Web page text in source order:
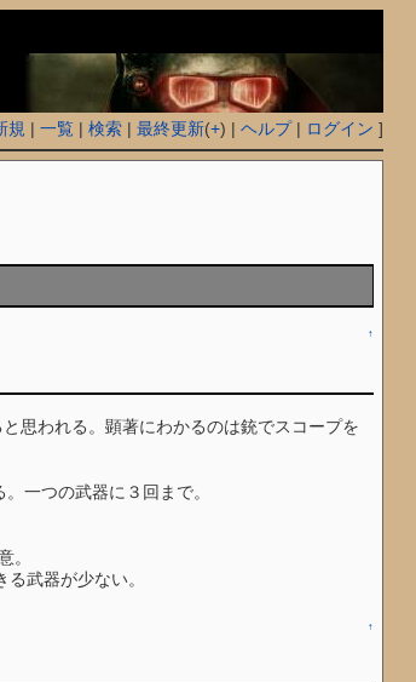
規 |一覧 |検索 |最終更新(+) |ヘルプ| ログイン ]
↑
思われる。顕著にわかるのは銃でスコープを
一つの武器に３回まで。
。
武器が少ない。
↑